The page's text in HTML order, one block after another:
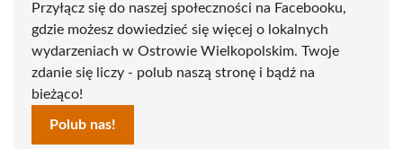
Przyłącz się do naszej społeczności na Facebooku,
gdzie możesz dowiedzieć się więcej o lokalnych
wydarzeniach w Ostrowie Wielkopolskim. Twoje
zdanie się liczy - polub naszą stronę i bądź na
bieżąco!
Polub nas!